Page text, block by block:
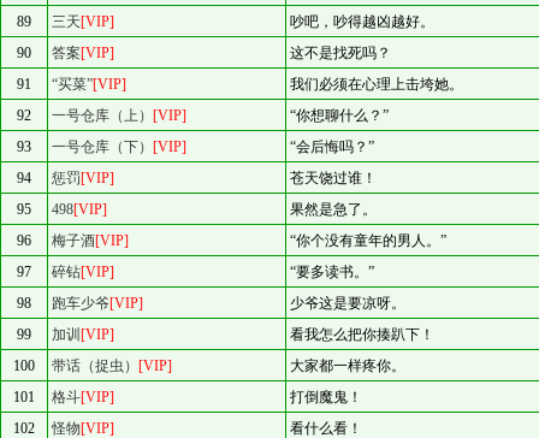
89
三天[VIP]
吵吧，吵得越凶越好。
90
答案[VIP]
这不是找死吗？
91
“买菜”[VIP]
我们必须在心理上击垮她。
92
一号仓库（上） [VIP]
“你想聊什么？”
93
一号仓库（下） [VIP]
“会后悔吗？”
94
惩罚[VIP]
苍天饶过谁！
95
498[VIP]
果然是急了。
96
梅子酒[VIP]
“你个没有童年的男人。”
97
碎钻[VIP]
“要多读书。”
98
跑车少爷[VIP]
少爷这是要凉呀。
99
加训 [VIP]
看我怎么把你揍趴下！
100
带话（捉虫） [VIP]
大家都一样疼你。
101
格斗[VIP]
打倒魔鬼！
102
怪物[VIP]
看什么看！